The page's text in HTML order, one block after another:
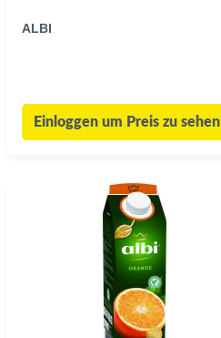
ALBI
Einloggen um Preis zu sehen